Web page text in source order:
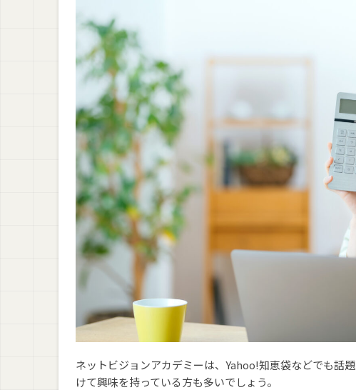
ネットビジョンアカデミーは、Yahoo!知恵袋などでも話
けて興味を持っている方も多いでしょう。